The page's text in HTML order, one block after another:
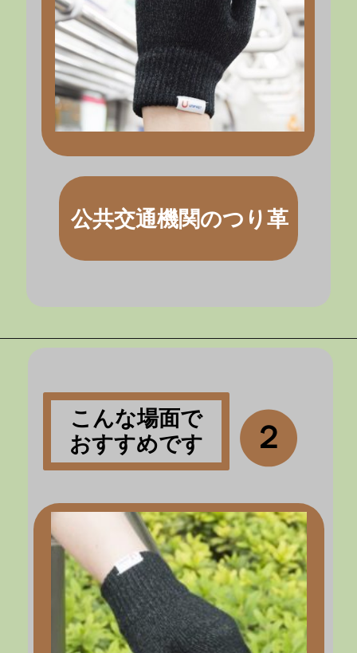
公共交通機関のつり革
こんな場面で
おすすめです
２